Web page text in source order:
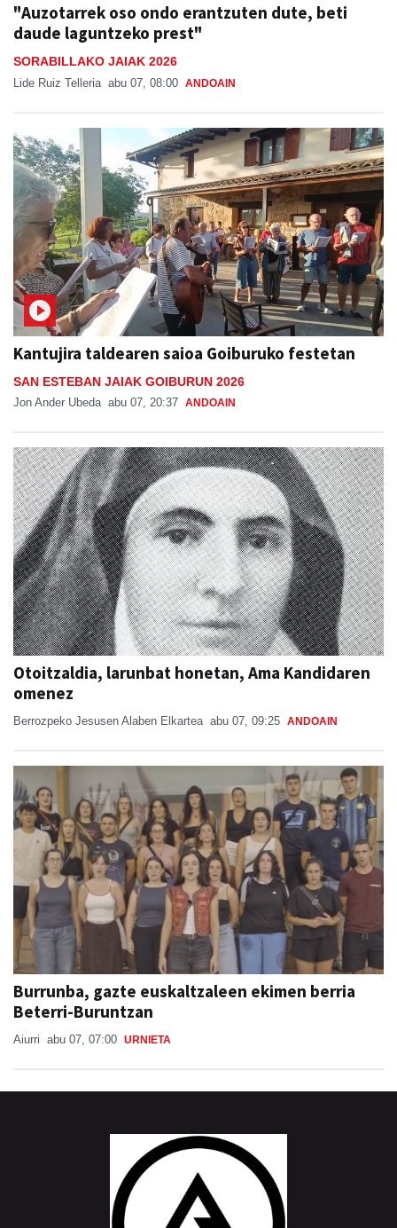
"Auzotarrek oso ondo erantzuten dute, beti
daude laguntzeko prest"
SORABILLAKO JAIAK 2026
Lide Ruiz Telleria abu 07, 08:00 ANDOAIN
Kantujira taldearen saioa Goiburuko festetan
SAN ESTEBAN JAIAK GOIBURUN 2026
Jon Ander Ubeda abu 07, 20:37 ANDOAIN
Otoitzaldia, larunbat honetan, Ama Kandidaren
omenez
Berrozpeko Jesusen Alaben Elkartea abu 07, 09:25 ANDOAIN
Burrunba, gazte euskaltzaleen ekimen berria
Beterri-Buruntzan
Aiurri abu 07, 07:00 URNIETA